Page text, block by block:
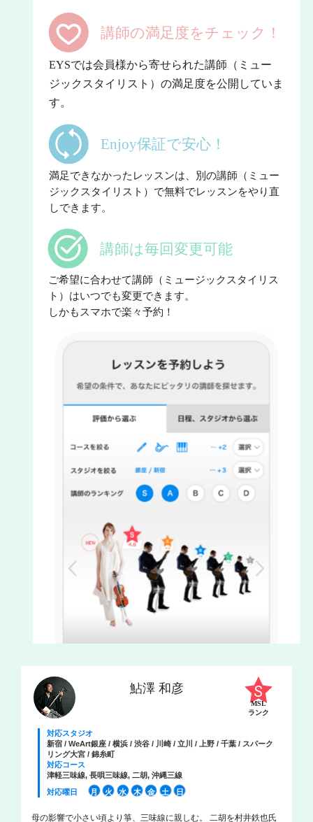
鮎澤 和彦
MSL
ランク
対応スタジオ
新宿 / WeArt銀座 / 横浜 / 渋谷 / 川崎 / 立川 / 上野 / 千葉 / スパーク
リング大宮 / 錦糸町
対応コース
津軽三味線, 長唄三味線, 二胡, 沖縄三線
対応曜日
月 火 水 木 金 土 日
母の影響で小さい頃より箏、三味線に親しむ。 二胡を村井鉄也氏